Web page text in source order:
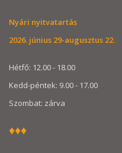
Nyári nyitvatartás
2026. június 29-augusztus 22.
Hétfő: 12.00 - 18.00
Kedd-péntek: 9.00 - 17.00
Szombat: zárva
♦♦♦